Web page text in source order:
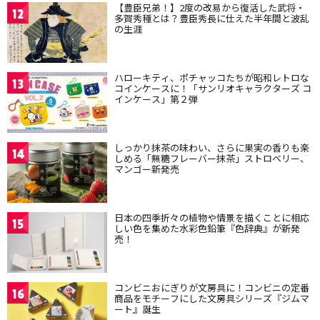
12 【豊臣兄弟！】2度の改易から復活した武将・
多賀秀種とは？豊臣秀長に仕えた半年間と波乱
の生涯
13 ハローキティ、ポチャッコたちが昭和レトロな
コインケースに！「サンリオキャラクターズ コ
インケース」第２弾
14 しっかり抹茶の味わい、さらに果実の香りも楽
しめる「無糖フレーバー抹茶」ストロベリー、
マンゴー新発売
15 日本の四季折々の植物や情景を描くことに相応
しい色を集めた水彩色鉛筆『色辞典』が新発
売！
16 コンビニおにぎりが文房具に！コンビニの定番
商品をモチーフにした文房具シリーズ『ジムマ
ート』誕生